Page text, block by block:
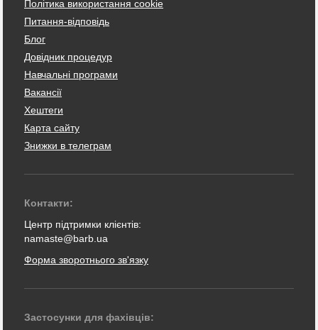
Політика використання cookie
Питання-відповідь
Блог
Довідник процедур
Навчальні програми
Вакансії
Хештеги
Карта сайту
Знижки в телеграм
Контакти:
Центр підтримки клієнтів:
namaste@barb.ua
Форма зворотнього зв'язку
Застосунки для фахівців: